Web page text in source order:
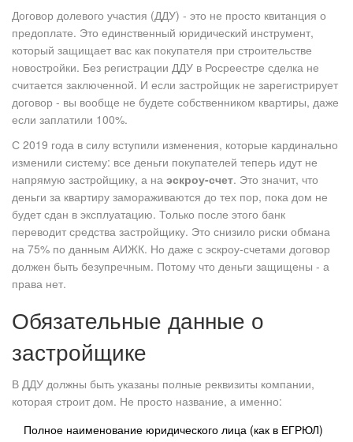
Договор долевого участия (ДДУ) - это не просто квитанция о
предоплате. Это единственный юридический инструмент,
который защищает вас как покупателя при строительстве
новостройки. Без регистрации ДДУ в Росреестре сделка не
считается заключенной. И если застройщик не зарегистрирует
договор - вы вообще не будете собственником квартиры, даже
если заплатили 100%.
С 2019 года в силу вступили изменения, которые кардинально
изменили систему: все деньги покупателей теперь идут не
напрямую застройщику, а на эскроу-счет. Это значит, что
деньги за квартиру замораживаются до тех пор, пока дом не
будет сдан в эксплуатацию. Только после этого банк
переводит средства застройщику. Это снизило риски обмана
на 75% по данным АИЖК. Но даже с эскроу-счетами договор
должен быть безупречным. Потому что деньги защищены - а
права нет.
Обязательные данные о
застройщике
В ДДУ должны быть указаны полные реквизиты компании,
которая строит дом. Не просто название, а именно:
Полное наименование юридического лица (как в ЕГРЮЛ)